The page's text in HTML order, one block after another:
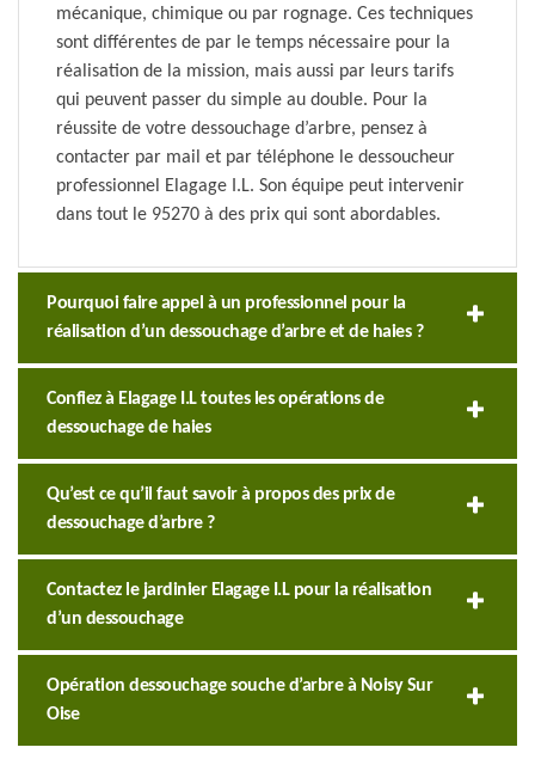
mécanique, chimique ou par rognage. Ces techniques
sont différentes de par le temps nécessaire pour la
réalisation de la mission, mais aussi par leurs tarifs
qui peuvent passer du simple au double. Pour la
réussite de votre dessouchage d’arbre, pensez à
contacter par mail et par téléphone le dessoucheur
professionnel Elagage I.L. Son équipe peut intervenir
dans tout le 95270 à des prix qui sont abordables.
Pourquoi faire appel à un professionnel pour la
réalisation d’un dessouchage d’arbre et de haies ?
Confiez à Elagage I.L toutes les opérations de
dessouchage de haies
Qu’est ce qu’il faut savoir à propos des prix de
dessouchage d’arbre ?
Contactez le jardinier Elagage I.L pour la réalisation
d’un dessouchage
Opération dessouchage souche d’arbre à Noisy Sur
Oise